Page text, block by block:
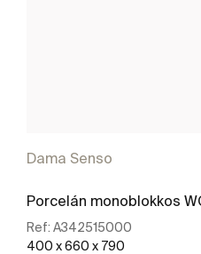
Dama Senso
Porcelán monoblokkos
Ref: A342515000
400 x 660 x 790